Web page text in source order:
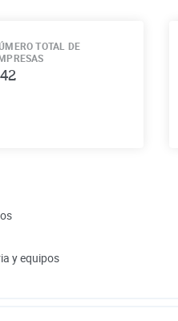
TOTAL DE
y equipos